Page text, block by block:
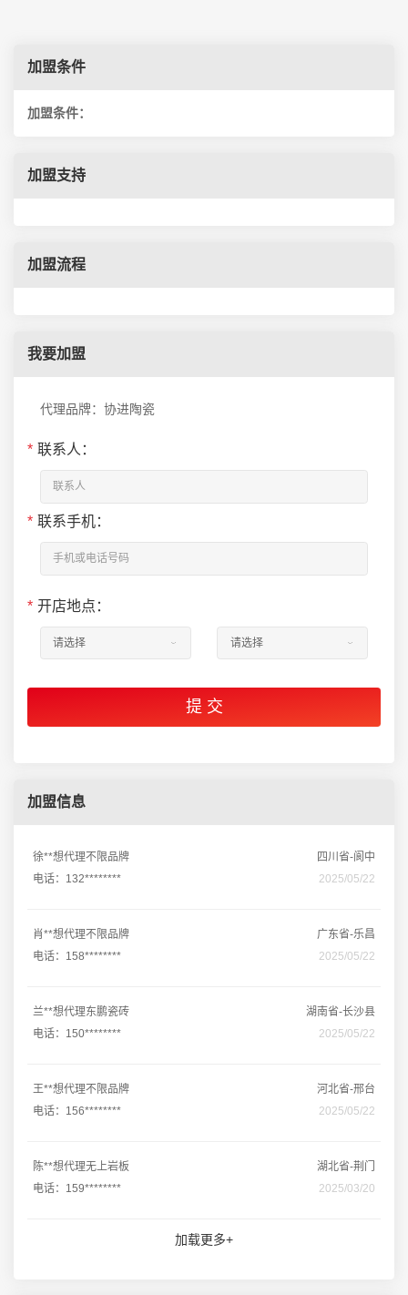
加盟条件
加盟条件：
加盟支持
加盟流程
我要加盟
代理品牌：协进陶瓷
* 联系人：
* 联系手机：
* 开店地点：
加盟信息
徐**想代理不限品牌
四川省-阆中
电话：132********
2025/05/22
肖**想代理不限品牌
广东省-乐昌
电话：158********
2025/05/22
兰**想代理东鹏瓷砖
湖南省-长沙县
电话：150********
2025/05/22
王**想代理不限品牌
河北省-邢台
电话：156********
2025/05/22
陈**想代理无上岩板
湖北省-荆门
电话：159********
2025/03/20
加载更多+